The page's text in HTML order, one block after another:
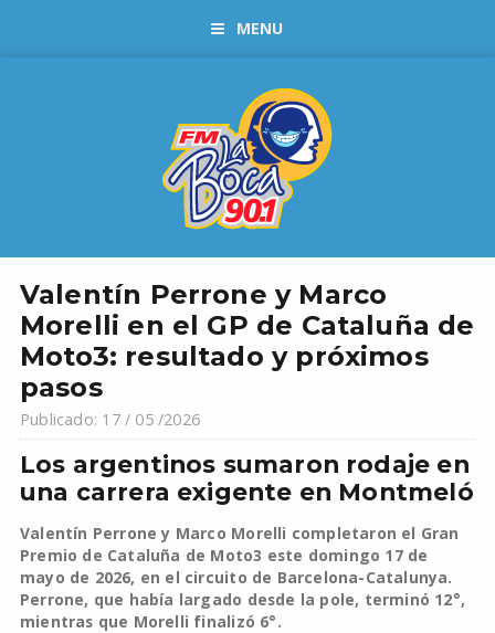
MENU
Valentín Perrone y Marco
Morelli en el GP de Cataluña de
Moto3: resultado y próximos
pasos
Publicado: 17 / 05 /2026
Los argentinos sumaron rodaje en
una carrera exigente en Montmeló
Valentín Perrone y Marco Morelli completaron el Gran
Premio de Cataluña de Moto3 este domingo 17 de
mayo de 2026, en el circuito de Barcelona-Catalunya.
Perrone, que había largado desde la pole, terminó 12°,
mientras que Morelli finalizó 6°.